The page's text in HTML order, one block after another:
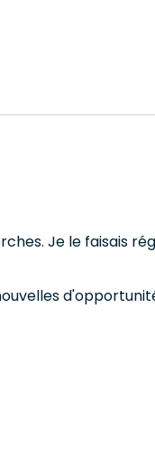
Je le faisais